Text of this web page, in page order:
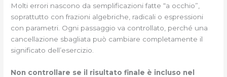
Molti errori nascono da semplificazioni fatte “a occhio”,
soprattutto con frazioni algebriche, radicali o espressioni
con parametri. Ogni passaggio va controllato, perché una
cancellazione sbagliata può cambiare completamente il
significato dell’esercizio.
Non controllare se il risultato finale è incluso nel